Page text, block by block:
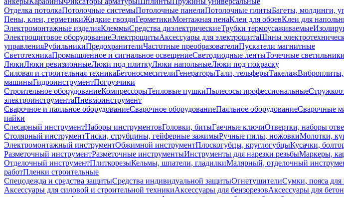
Отделка потолкаПотолочные системыПотолочные панелиПотолочные плитыБагеты, молдинги,
Пены, клеи, герметикиЖидкие гвоздиГерметикиМонтажная пенаКлеи для обоевКлеи для
Электромонтажные изделияКлеммыСредства диэлектрическиеТрубки термоусаживаемые
Электрощитовое оборудованиеЭлектрощитыАксессуары для электрощитаШины
управленияРубильникиПредохранителиЧастотные преобразователиПускатели магнитные
СветотехникаПромышленное и сигнальное освещениеСветодиодные лентыТочечные светильники
ЛюкиЛюки ревизионныеЛюки под плиткуЛюки напольныеЛюки под покраску
Силовая и строительная техникаБетоносмесителиГенераторыТали, тельферыТакелаж
машиныГидроинструментПогрузчики
Строительное оборудованиеКомпрессорыТепловые пушкиПылесосы профессиональные
электроинструментаПневмоинструмент
Сварочное и паяльное оборудованиеСварочное оборудованиеПаяльное оборудованиеСварочные
пайки
Слесарный инструментНаборы инструментовГоловки, битыГаечные ключиОтвертки, наборы
Столярный инструментТиски, струбцины, гейферные зажимыРучные пилы, ножовкиМолотки,
Электромонтажный инструментОбжимной инструментПлоскогубцы, круглогубцыКусачки,
Разметочный инструментРазметочные инструментыИнструменты для нарезки резьбыМаркеры,
Отделочный инструментПлиткорезыКельмы, шпатели, гладилкиМалярный, отделочный
работПленки строительные
Спецодежда и средства защитыСредства индивидуальной защитыОгнетушителиСумки, пояса для
Аксессуары для силовой и строительной техникиАксессуары для бензорезовАксессуары для